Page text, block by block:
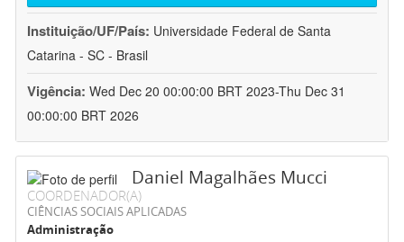
Instituição/UF/País: Universidade Federal de Santa
Catarina - SC - Brasil
Vigência: Wed Dec 20 00:00:00 BRT 2023-Thu Dec 31
00:00:00 BRT 2026
Daniel Magalhães Mucci
COORDENADOR(A)
CIÊNCIAS SOCIAIS APLICADAS
Administração